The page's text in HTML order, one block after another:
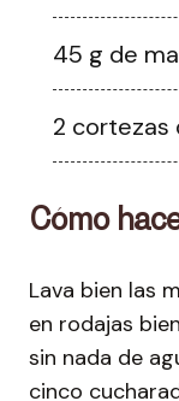
45 g de
2 cortezas
Cómo
Lava bien las
en rodajas
sin nada de
cinco